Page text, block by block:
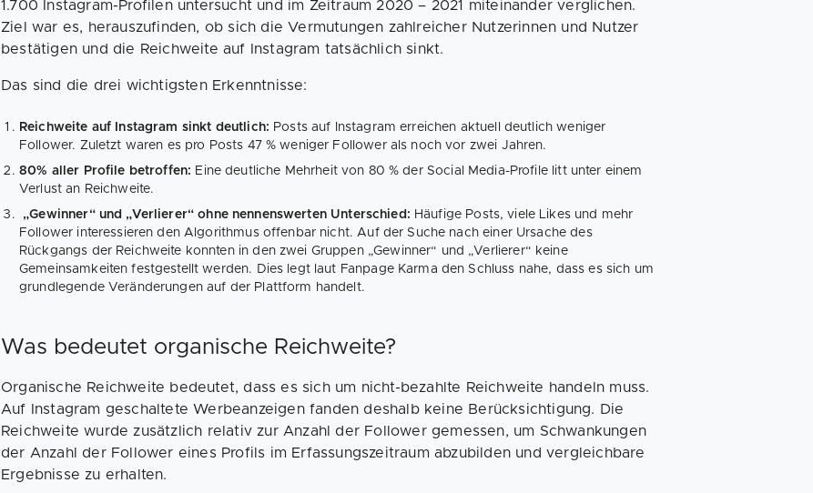
1.700 Instagram-Profilen untersucht und im Zeitraum 2020 – 2021 miteinander verglichen.
Ziel war es, herauszufinden, ob sich die Vermutungen zahlreicher Nutzerinnen und Nutzer
bestätigen und die Reichweite auf Instagram tatsächlich sinkt.
Das sind die drei wichtigsten Erkenntnisse:
Reichweite auf Instagram sinkt deutlich: Posts auf Instagram erreichen aktuell deutlich weniger
Follower. Zuletzt waren es pro Posts 47 % weniger Follower als noch vor zwei Jahren.
80% aller Profile betroffen: Eine deutliche Mehrheit von 80 % der Social Media-Profile litt unter einem
Verlust an Reichweite.
„Gewinner“ und „Verlierer“ ohne nennenswerten Unterschied: Häufige Posts, viele Likes und mehr
Follower interessieren den Algorithmus offenbar nicht. Auf der Suche nach einer Ursache des
Rückgangs der Reichweite konnten in den zwei Gruppen „Gewinner“ und „Verlierer“ keine
Gemeinsamkeiten festgestellt werden. Dies legt laut Fanpage Karma den Schluss nahe, dass es sich um
grundlegende Veränderungen auf der Plattform handelt.
Was bedeutet organische Reichweite?
Organische Reichweite bedeutet, dass es sich um nicht-bezahlte Reichweite handeln muss.
Auf Instagram geschaltete Werbeanzeigen fanden deshalb keine Berücksichtigung. Die
Reichweite wurde zusätzlich relativ zur Anzahl der Follower gemessen, um Schwankungen
der Anzahl der Follower eines Profils im Erfassungszeitraum abzubilden und vergleichbare
Ergebnisse zu erhalten.